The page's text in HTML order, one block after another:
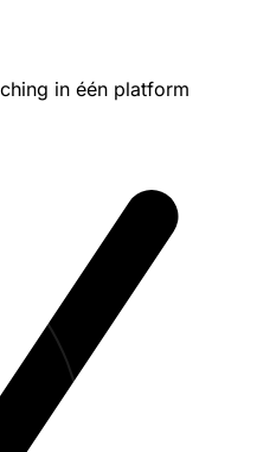
in één platform